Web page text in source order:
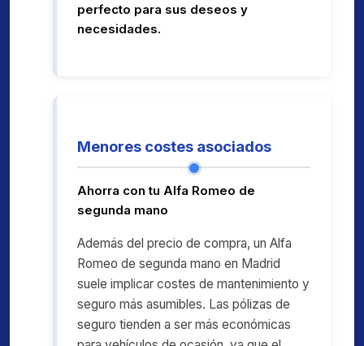
perfecto para sus deseos y
necesidades.
Menores costes asociados
Ahorra con tu Alfa Romeo de
segunda mano
Además del precio de compra, un Alfa
Romeo de segunda mano en Madrid
suele implicar costes de mantenimiento y
seguro más asumibles. Las pólizas de
seguro tienden a ser más económicas